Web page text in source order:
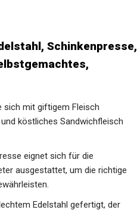
Schinkenpresse,
sich mit giftigem Fleisch
köstliches Sandwichfleisch
eignet sich für die
ausgestattet, um die richtige
Edelstahl gefertigt, der